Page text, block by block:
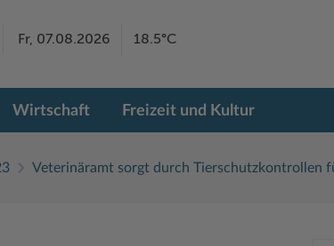
Fr, 07.08.2026 18.5°C
Wirtschaft Freizeit und Kultur
Veterinäramt sorgt durch Tierschutzkontrollen